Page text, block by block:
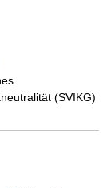
(SVIKG)